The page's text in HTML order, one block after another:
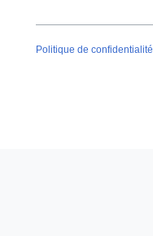
Politique de confidentialité